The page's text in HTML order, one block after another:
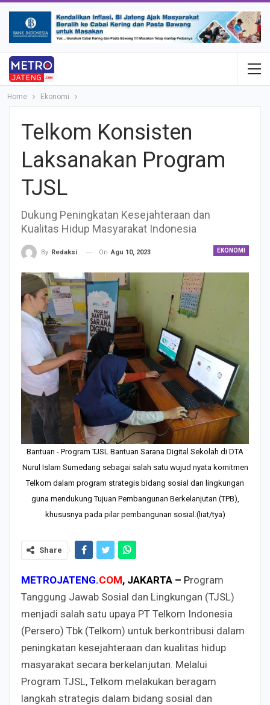
Home Ekonomi
Telkom Konsisten
Laksanakan Program
TJSL
Dukung Peningkatan Kesejahteraan dan
Kualitas Hidup Masyarakat Indonesia
EKONOMI
By Redaksi On Agu 10, 2023
Bantuan - Program TJSL Bantuan Sarana Digital Sekolah di DTA
Nurul Islam Sumedang sebagai salah satu wujud nyata komitmen
Telkom dalam program strategis bidang sosial dan lingkungan
guna mendukung Tujuan Pembangunan Berkelanjutan (TPB),
khususnya pada pilar pembangunan sosial.(liat/tya)
Share
METROJATENG.COM, JAKARTA – Program
Tanggung Jawab Sosial dan Lingkungan (TJSL)
menjadi salah satu upaya PT Telkom Indonesia
(Persero) Tbk (Telkom) untuk berkontribusi dalam
peningkatan kesejahteraan dan kualitas hidup
masyarakat secara berkelanjutan. Melalui
Program TJSL, Telkom melakukan beragam
langkah strategis dalam bidang sosial dan